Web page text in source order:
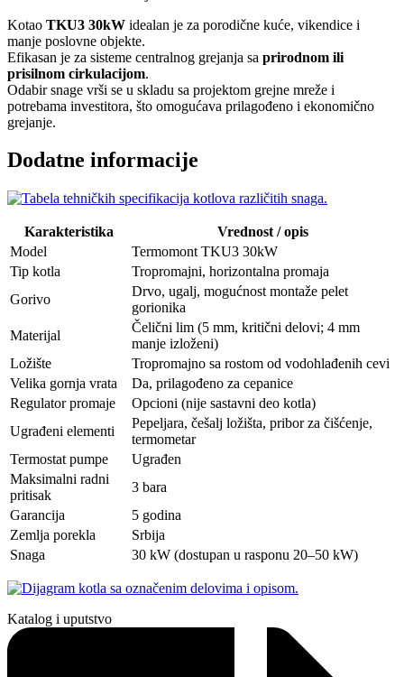
Kotao TKU3 30kW idealan je za porodične kuće, vikendice i
manje poslovne objekte.
Efikasan je za sisteme centralnog grejanja sa prirodnom ili
prisilnom cirkulacijom.
Odabir snage vrši se u skladu sa projektom grejne mreže i
potrebama investitora, što omogućava prilagođeno i ekonomično
grejanje.
Dodatne informacije
Karakteristika
Vrednost / opis
Model
Termomont TKU3 30kW
Tip kotla
Tropromajni, horizontalna promaja
Gorivo
Drvo, ugalj, mogućnost montaže pelet
gorionika
Materijal
Čelični lim (5 mm, kritični delovi; 4 mm
manje izloženi)
Ložište
Tropromajno sa rostom od vodohlađenih cevi
Velika gornja vrata
Da, prilagođeno za cepanice
Regulator promaje
Opcioni (nije sastavni deo kotla)
Ugrađeni elementi
Pepeljara, češalj ložišta, pribor za čišćenje,
termometar
Termostat pumpe
Ugrađen
Maksimalni radni
pritisak
3 bara
Garancija
5 godina
Zemlja porekla
Srbija
Snaga
30 kW (dostupan u rasponu 20–50 kW)
Katalog i uputstvo